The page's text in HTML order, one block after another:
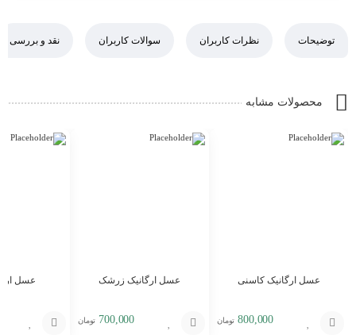
توضیحات نظرات کاربران سوالات کاربران نقد و بررسی
محصولات مشابه
عسل ارگانیک کاسنی
800,000 تومان
عسل ارگانیک زرشک
700,000 تومان
عسل